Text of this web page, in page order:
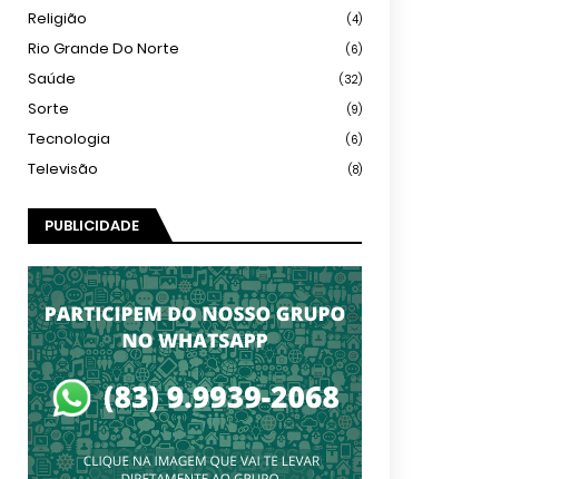
Religião (4)
Rio Grande Do Norte (6)
Saúde (32)
Sorte (9)
Tecnologia (6)
Televisão (8)
PUBLICIDADE